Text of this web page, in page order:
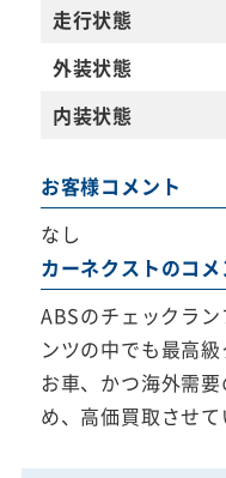
走行状態
外装状態
内装状態
お客様コメント
なし
カーネクストのコメ
ABSのチェックラ
ンツの中でも最高
お車、かつ海外需
め、高価買取させて